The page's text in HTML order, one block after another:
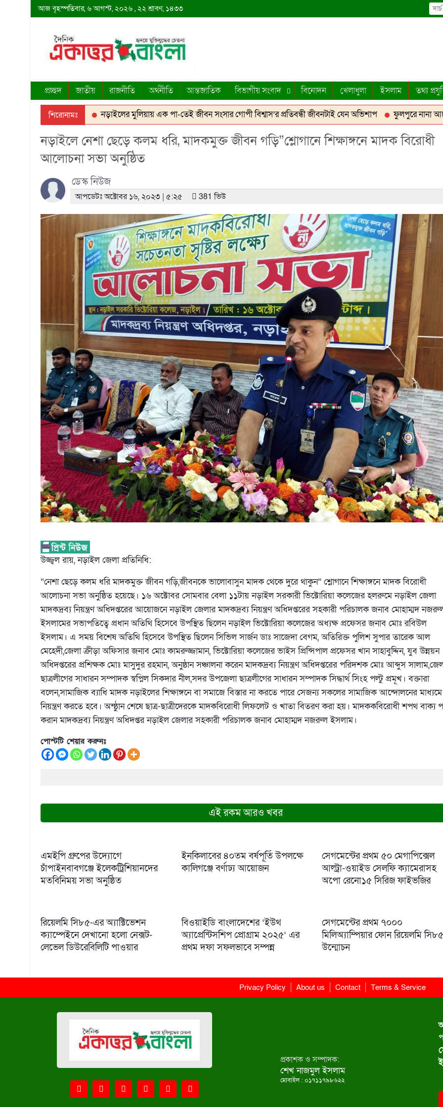
আজবৃহস্পতিবার, ৬ আগস্ট, ২০২৬ , ২২ শ্রাবণ, ১৪৩৩
প্রচ্ছদ জাতীয় রাজনীতি অর্থনীতি আন্তজাতিক বিভাগীয় সংবাদ বিনোদন খেলাধুলা ইসলাম তথ্য
শিরোনামঃ
টাকার মাছ নিধন নড়াইলের মুলিয়ায় এক পা-তেই জীবন সংসার গোপী বিশ্বাস’র প্রতিবন্ধী জীবনটাই যেন অভিশাপ ফুলপুরে নানা
বোমা মেশিনের তাণ্ডব, নষ্ট হচ্ছে ফসিল জমি
আশাশুনিতে দেশের প্রথম ওয়েব সাইটের আন্ত:সংযোগ ও মনিটরিং সিস্টেম বাস্তবায়ন
নড়াইলে নেশা ছেড়ে কলম ধরি, মাদকমুক্ত জীবন গড়ি”শ্লোগানে শিক্ষাঙ্গনে মাদক বিরোধী
আলোচনা সভা অনুষ্ঠিত
ডেস্ক নিউজ
আপডেটঃ অক্টোবর ১৬, ২০২৩ | ৫:২৫ 381 ভিউ
উজ্জ্বল রায়,নড়াইল জেলা প্রতিনিধি:
“নেশা ছেড়ে কলম ধরি মাদকমুক্ত জীবন গড়ি,জীবনকে ভালোবাসুন মাদক থেকে দুরে থাকুন” শ্লোগানে শিক্ষাঙ্গনে মাদক বিরোধী
আলোচনা সভা অনুষ্ঠিত হয়েছে। ১৬ অক্টোবর সোমবার বেলা ১১টায় নড়াইল সরকারী ভিক্টোরিয়া কলেজের হলরুমে নড়াইল জেলা
মাদকদ্রব্য নিয়ন্ত্রণ অধিদপ্তরের আয়োজনে নড়াইল জেলার মাদকদ্রব্য নিয়ন্ত্রণ অধিদপ্তরের সহকারী পরিচালক জনাব মোহাম্মদ
ইসলামের সভাপতিত্বে প্রধান অতিথি হিসেবে উপস্থিত ছিলেন নড়াইল ভিক্টোরিয়া কলেজের অধ্যক্ষ প্রফেসর জনাব মোঃ রবিউল
ইসলাম। এ সময় বিশেষ অতিথি হিসেবে উপস্থিত ছিলেন সিভিল সার্জন ডাঃ সাজেদা বেগম, অতিরিক্ত পুলিশ সুপার তারেক আল
মেহেদী,জেলা ক্রীড়া অফিসার জনাব মোঃ কামরুজ্জামান, ভিক্টোরিয়া কলেজের ভাইস প্রিন্সিপাল প্রফেসর খান সাহাবুদ্দিন, যুব উন্নয়ন
অধিদপ্তরের প্রশিক্ষক মোঃ মাসুদুর রহমান, অনুষ্ঠান সঞ্চালনা করেন মাদকদ্রব্য নিয়ন্ত্রণ অধিদপ্তরের পরিদশক মোঃ আব্দুস
ছাত্রলীগের সাধারন সম্পাদক স্বপ্নিল সিকদার নীল,সদর উপজেলা ছাত্রলীগের সাধারন সম্পাদক সিদ্ধার্থ সিংহ পল্টু প্রমূখ। বক্তারা
বলেন,সামাজিক ব্যাধি মাদক নড়াইলের শিক্ষাঙ্গনে বা সমাজে বিস্তার না করতে পারে সেজন্য সকলের সামাজিক আন্দোলনের মাধ্যমে
নিয়ন্ত্রণ করতে হবে। অন্ষ্ঠুান শেষে ছাত্র-ছাত্রীদেরকে মাদকবিরোধী লিফলেট ও খাতা বিতরণ করা হয়। মাদককবিরোধী শপথ বাক্য
করান মাদকদ্রব্য নিয়ন্ত্রণ অধিদপ্তর নড়াইল জেলার সহকারী পরিচালক জনাব মোহাম্মদ নজরুল ইসলাম।
পোস্টটি শেয়ার করুনঃ
এই রকম আরও খবর
এমইপি গ্রুপের উদ্যোগে
চাঁপাইনবাবগঞ্জে ইলেকট্রিশিয়ানদের
মতবিনিময় সভা অনুষ্ঠিত
ইনকিলাবের ৪০তম বর্ষপূর্তি উপলক্ষে
কালিগঞ্জে বর্ণাঢ্য আয়োজন
সেগমেন্টের প্রথম ৫০ মেগাপিক্সেল
আল্ট্রা-ওয়াইড সেলফি ক্যামেরাসহ
অপো রেনো১৫ সিরিজ ফাইভজির
রিয়েলমি সি৮৫-এর অ্যাক্টিভেশন
ক্যাম্পেইনে দেখানো হলো নেক্সট-
লেভেল ডিউরেবিলিটি পাওয়ার
বিওয়াইডি বাংলাদেশের ‘ইউথ
অ্যাপ্রেন্টিসশিপ প্রোগ্রাম ২০২৫’ এর
প্রথম দফা সফলভাবে সম্পন্ন
সেগমেন্টের প্রথম ৭০০০
মিলিঅ্যাম্পিয়ার ফোন রিয়েলমি সি৮৫
উন্মোচন
Privacy Policy About us Contact Terms & Service
প্রকাশক ও সম্পাদক:
শেখ নাজমুল ইসলাম
মোবাইল : ০১৭১১৭৯৮৬২২